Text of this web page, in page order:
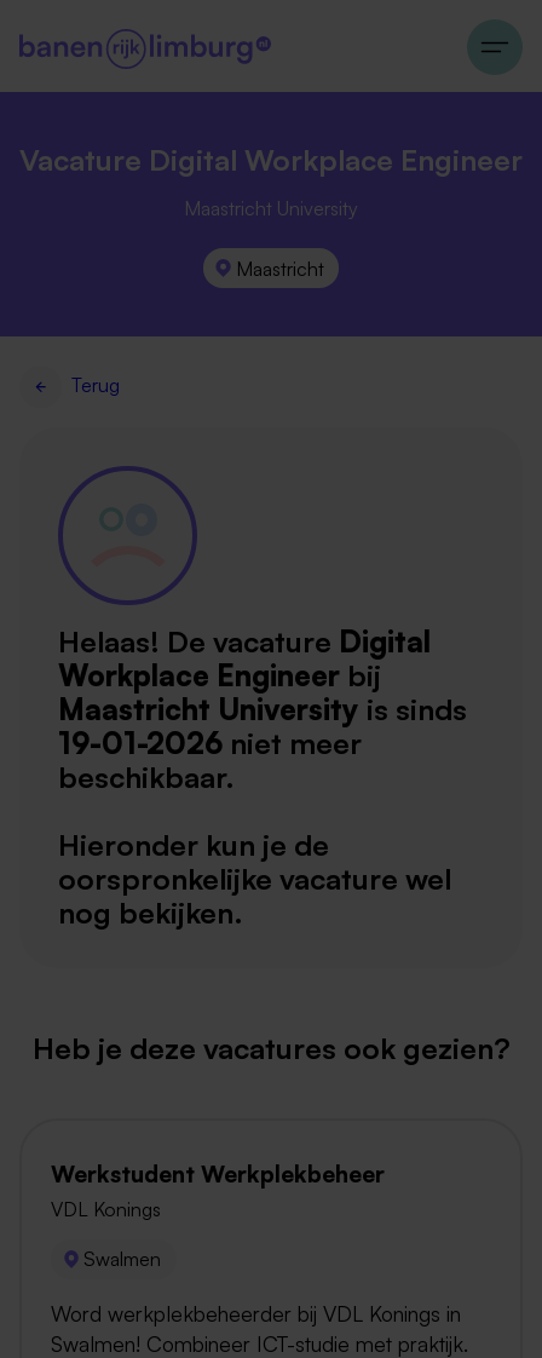
Vacature Digital Workplace Engineer
Maastricht University
Maastricht
Terug
Helaas! De vacature Digital
Workplace Engineer bij
Maastricht University is sinds
19-01-2026 niet meer
beschikbaar.
Hieronder kun je de
oorspronkelijke vacature wel
nog bekijken.
Heb je deze vacatures ook gezien?
Werkstudent Werkplekbeheer
VDL Konings
Swalmen
Word werkplekbeheerder bij VDL Konings in
Swalmen! Combineer ICT-studie met praktijk.